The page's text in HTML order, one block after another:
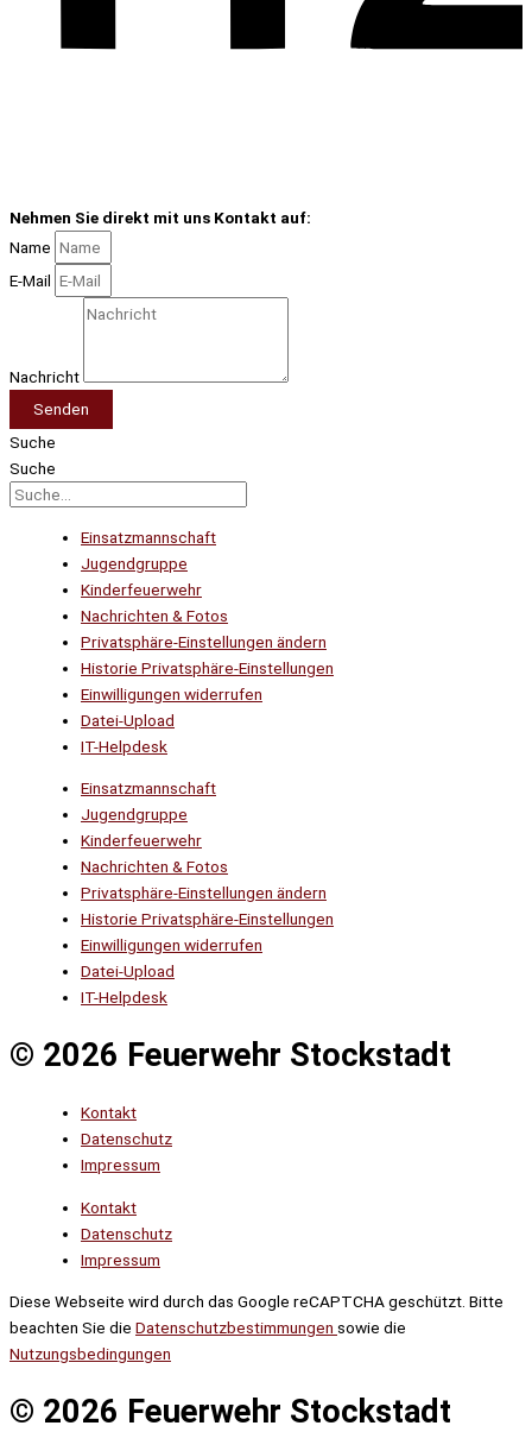
Nehmen Sie direkt mit uns Kontakt auf:
Name
E-Mail
Nachricht
Senden
Suche
Suche
Einsatzmannschaft
Jugendgruppe
Kinderfeuerwehr
Nachrichten & Fotos
Privatsphäre-Einstellungen ändern
Historie Privatsphäre-Einstellungen
Einwilligungen widerrufen
Datei-Upload
IT-Helpdesk
Einsatzmannschaft
Jugendgruppe
Kinderfeuerwehr
Nachrichten & Fotos
Privatsphäre-Einstellungen ändern
Historie Privatsphäre-Einstellungen
Einwilligungen widerrufen
Datei-Upload
IT-Helpdesk
© 2026 Feuerwehr Stockstadt
Kontakt
Datenschutz
Impressum
Kontakt
Datenschutz
Impressum
Diese Webseite wird durch das Google reCAPTCHA geschützt. Bitte
beachten Sie die Datenschutzbestimmungen sowie die
Nutzungsbedingungen
© 2026 Feuerwehr Stockstadt